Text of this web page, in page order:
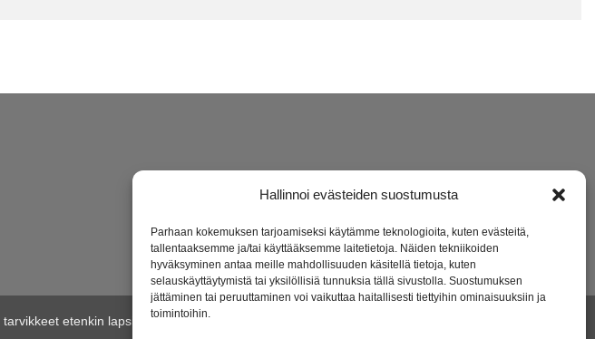
Hallinnoi evästeiden suostumusta
Parhaan kokemuksen tarjoamiseksi käytämme teknologioita, kuten evästeitä,
tallentaaksemme ja/tai käyttääksemme laitetietoja. Näiden tekniikoiden
hyväksyminen antaa meille mahdollisuuden käsitellä tietoja, kuten
selauskäyttäytymistä tai yksilöllisiä tunnuksia tällä sivustolla. Suostumuksen
jättäminen tai peruuttaminen voi vaikuttaa haitallisesti tiettyihin ominaisuuksiin ja
toimintoihin.
etenkin lapsille ja lapsiperheille. Verkkokauppamme on avoinna ympäri vuorokauden ja